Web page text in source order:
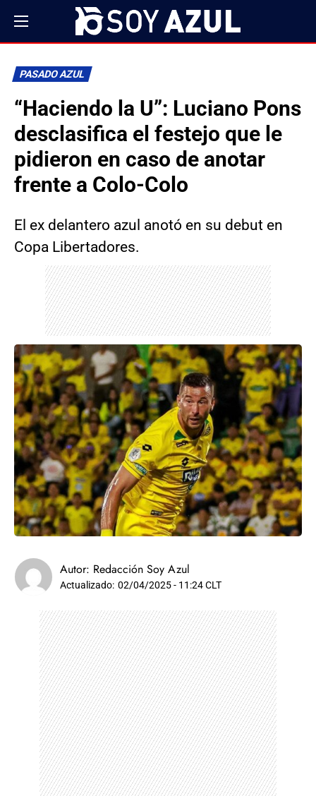
PASADO AZUL
“Haciendo la U”: Luciano Pons
desclasifica el festejo que le
pidieron en caso de anotar
frente a Colo-Colo
El ex delantero azul anotó en su debut en
Copa Libertadores.
Autor: Redacción Soy Azul
Actualizado: 02/04/2025 - 11:24 CLT